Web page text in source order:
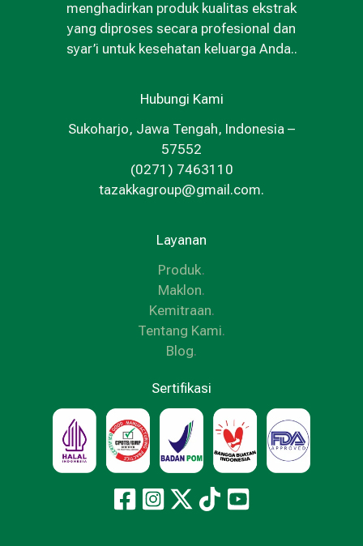
menghadirkan produk kualitas ekstrak
yang diproses secara profesional dan
syar’i untuk kesehatan keluarga Anda..
Hubungi Kami
Sukoharjo, Jawa Tengah, Indonesia –
57552
(0271) 7463110
tazakkagroup@gmail.com.
Layanan
Produk.
Maklon.
Kemitraan.
Tentang Kami.
Blog.
Sertifikasi